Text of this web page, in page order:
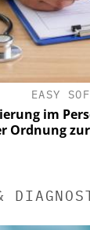
EASY
im
zur KI-